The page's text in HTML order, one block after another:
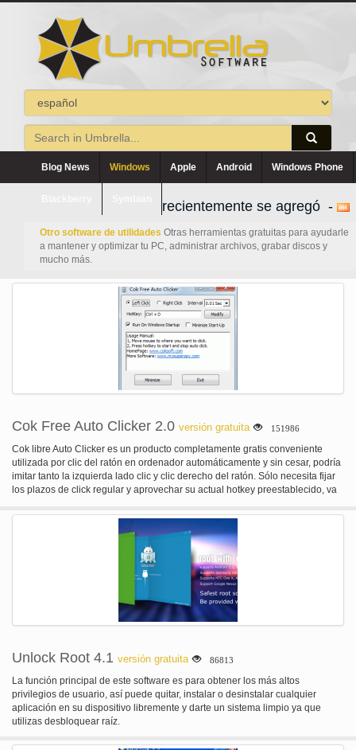
Blog News Windows Apple Android Windows Phone
recientemente se agregó -
Otro software de utilidades Otras herramientas gratuitas para ayudarle
a mantener y optimizar tu PC, administrar archivos, grabar discos y
mucho más.
Cok Free Auto Clicker 2.0 versión gratuita 151986
Cok libre Auto Clicker es un producto completamente gratis conveniente
utilizada por clic del ratón en ordenador automáticamente y sin cesar, podría
imitar tanto la izquierda lado clic y clic derecho del ratón. Sólo necesita fijar
los plazos de click regular y aprovechar su actual hotkey preestablecido, va
este procedimiento cuando finalmente pulsa la tecla de acceso rápido otra
Unlock Root 4.1 versión gratuita 86813
La función principal de este software es para obtener los más altos
privilegios de usuario, así puede quitar, instalar o desinstalar cualquier
aplicación en su dispositivo libremente y darte un sistema limpio ya que
utilizas desbloquear raíz.